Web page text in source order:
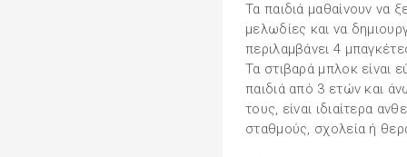
Τα παιδιά μαθαίνουν να
μελωδίες και να
περιλαμβάνει 4
Τα στιβαρά μπλοκ είναι
παιδιά από 3 ετών και
τους, είναι ιδιαίτερα
σταθμούς, σχολεία ή